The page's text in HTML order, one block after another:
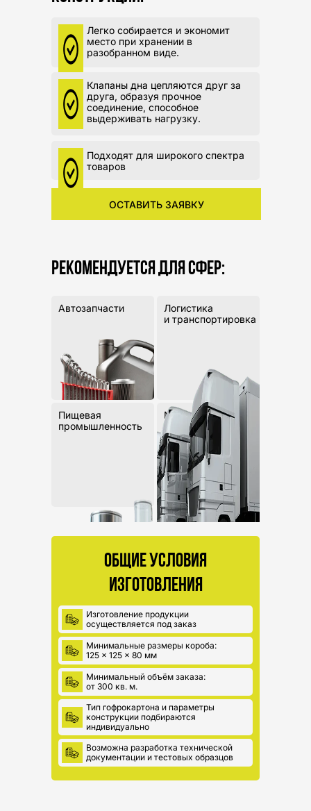
Легко собирается и экономит
место при хранении в
разобранном виде.
Клапаны дна цепляются друг за
друга, образуя прочное
соединение, способное
выдерживать нагрузку.
Подходят для широкого спектра
товаров
ОСТАВИТЬ ЗАЯВКУ
РЕКОМЕНДУЕТСЯ ДЛЯ СФЕР:
Маркетплейсы
Пищевая
промышленность
Логистика
и транспортировка
Автозапчасти
Изготовление продукции
осуществляется под заказ
Минимальные размеры короба:
125 × 125 × 80 мм
Минимальный объём заказа:
от 300 кв. м.
Тип гофрокартона и параметры
конструкции подбираются
индивидуально
Возможна разработка технической
документации и тестовых образцов
ОБЩИЕ УСЛОВИЯ
ИЗГОТОВЛЕНИЯ